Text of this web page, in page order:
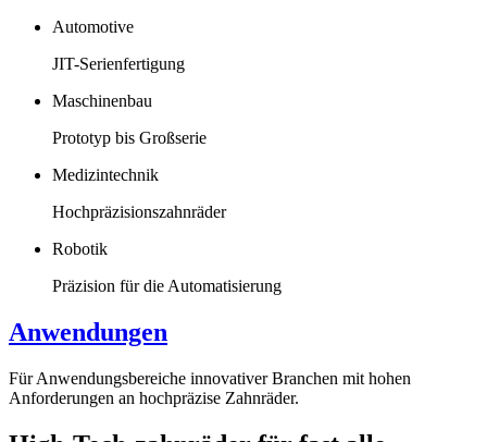
Automotive
JIT-Serienfertigung
Maschinenbau
Prototyp bis Großserie
Medizintechnik
Hochpräzisionszahnräder
Robotik
Präzision für die Automatisierung
Anwendungen
Für Anwendungsbereiche innovativer Branchen mit hohen
Anforderungen an hochpräzise Zahnräder.